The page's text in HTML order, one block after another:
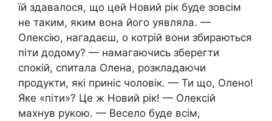
їй здавалося, що цей Новий рік буде зовсім
не таким, яким вона його уявляла. —
Олексію, нагадаєш, о котрій вони збираються
піти додому? — намагаючись зберегти
спокій, спитала Олена, розкладаючи
продукти, які приніс чоловік. — Ти що, Олено!
Яке «піти»? Це ж Новий рік! — Олексій
махнув рукою. — Весело буде всім,